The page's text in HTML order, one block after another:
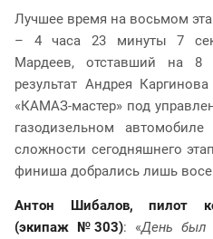
Лучшее время на восьмом
– 4 часа 23 минуты 7
Мардеев, отставший на 8
результат Андрея
«КАМАЗ-мастер» под
газодизельном
сложности сегодняшнего
финиша добрались лишь
Антон Шибалов, пилот
(экипаж №303): «День был